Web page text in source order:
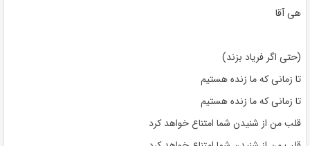
هی آقا
(حتی اگر فریاد بزند)
تا زمانی که ما زنده هستیم
تا زمانی که ما زنده هستیم
قلب من از شنیدن شما امتناع خواهد کرد